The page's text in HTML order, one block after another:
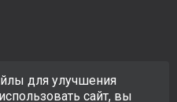
ksk24.ruсоздан
для улучшения
сайт, вы